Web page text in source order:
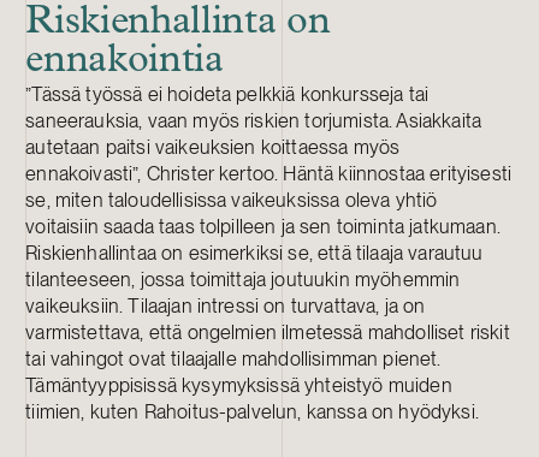
Riskienhallinta on
ennakointia
”Tässä työssä ei hoideta pelkkiä konkursseja tai
saneerauksia, vaan myös riskien torjumista. Asiakkaita
autetaan paitsi vaikeuksien koittaessa myös
ennakoivasti”, Christer kertoo. Häntä kiinnostaa erityisesti
se, miten taloudellisissa vaikeuksissa oleva yhtiö
voitaisiin saada taas tolpilleen ja sen toiminta jatkumaan.
Riskienhallintaa on esimerkiksi se, että tilaaja varautuu
tilanteeseen, jossa toimittaja joutuukin myöhemmin
vaikeuksiin. Tilaajan intressi on turvattava, ja on
varmistettava, että ongelmien ilmetessä mahdolliset riskit
tai vahingot ovat tilaajalle mahdollisimman pienet.
Tämäntyyppisissä kysymyksissä yhteistyö muiden
tiimien, kuten Rahoitus-palvelun, kanssa on hyödyksi.